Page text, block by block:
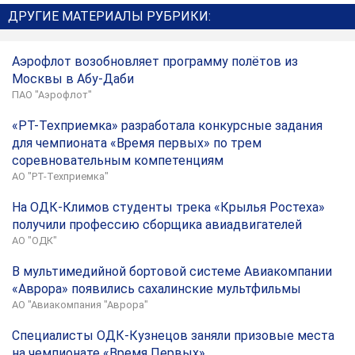
ДРУГИЕ МАТЕРИАЛЫ РУБРИКИ:
Аэрофлот возобновляет программу полётов из
Москвы в Абу-Даби
ПАО "Аэрофлот"
«РТ-Техприемка» разработала конкурсные задания
для чемпионата «Время первых» по трем
соревновательным компетенциям
АО "РТ-Техприемка"
На ОДК-Климов студенты трека «Крылья Ростеха»
получили профессию сборщика авиадвигателей
АО "ОДК"
В мультимедийной бортовой системе Авиакомпании
«Аврора» появились сахалинские мультфильмы
АО "Авиакомпания "Аврора"
Специалисты ОДК-Кузнецов заняли призовые места